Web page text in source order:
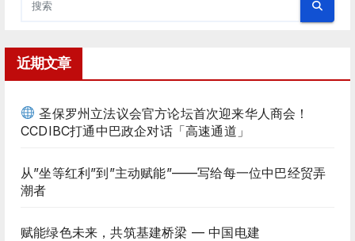
近期文章
圣保罗州立法议会官方论坛首次迎来华人商会！
CCDIBC打通中巴政企对话「高速通道」
从”坐等红利”到”主动赋能”——写给每一位中巴经贸弄
潮者
赋能绿色未来，共筑基建桥梁 — 中国电建